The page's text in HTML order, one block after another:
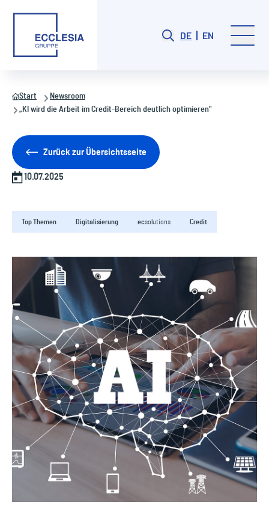
DE EN
Start
Newsroom
„KI wird die Arbeit im Credit-Bereich deutlich optimieren"
Zurück zur Übersichtsseite
10.07.2025
Top Themen Digitalisierung ecsolutions Credit